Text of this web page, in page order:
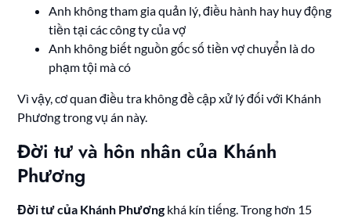
Anh không tham gia quản lý, điều hành hay huy động
tiền tại các công ty của vợ
Anh không biết nguồn gốc số tiền vợ chuyển là do
phạm tội mà có
Vì vậy, cơ quan điều tra không đề cập xử lý đối với Khánh
Phương trong vụ án này.
Đời tư và hôn nhân của Khánh
Phương
Đời tư của Khánh Phương khá kín tiếng. Trong hơn 15